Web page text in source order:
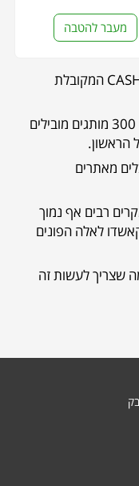
מעבר להטבה
אנחנו פועלים בשיטת קאשבק CASHBACK המקובלת
אנחנו עובדים בשיתוף פעולה עם מעל 300 מותגים מובילים
הראשון.
מאתרים
רבים אף נמוך
לאלה הפונים
שצריך לעשות זה